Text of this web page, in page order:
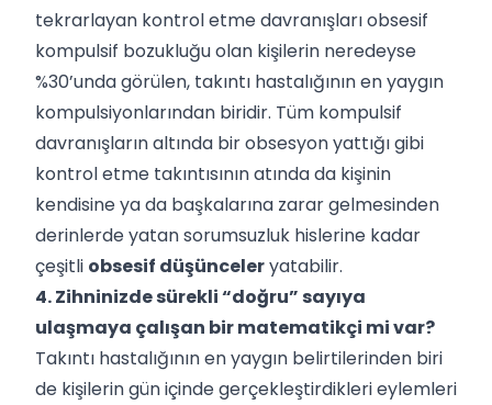
tekrarlayan kontrol etme davranışları obsesif
kompulsif bozukluğu olan kişilerin neredeyse
%30’unda görülen, takıntı hastalığının en yaygın
kompulsiyonlarından biridir. Tüm kompulsif
davranışların altında bir obsesyon yattığı gibi
kontrol etme takıntısının atında da kişinin
kendisine ya da başkalarına zarar gelmesinden
derinlerde yatan sorumsuzluk hislerine kadar
çeşitli obsesif düşünceleryatabilir.
4. Zihninizde sürekli “doğru” sayıya
ulaşmaya çalışan bir matematikçi mi var?
Takıntı hastalığının en yaygın belirtilerinden biri
de kişilerin gün içinde gerçekleştirdikleri eylemleri